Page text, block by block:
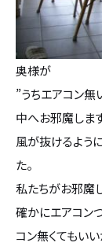
お知らせ
ブログ
住宅の無料相談
カタログ請求
採用情報
奥様が
”うちエアコン無
中へお邪魔しま
風が抜けるよう
た。
私たちがお邪魔
確かにエアコン
コン無くてもい